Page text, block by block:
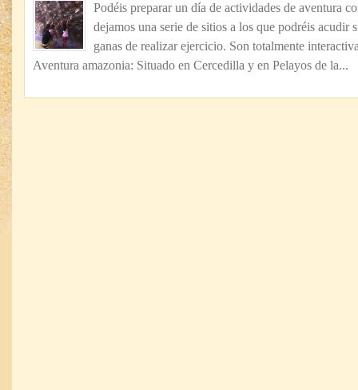
con
niños
Podéis preparar un día de actividades de aventura
dejamos una serie de sitios a los que podréis acudir
ganas de realizar ejercicio. Son totalmente
Aventura amazonia: Situado en Cercedilla y en Pelayos de la...